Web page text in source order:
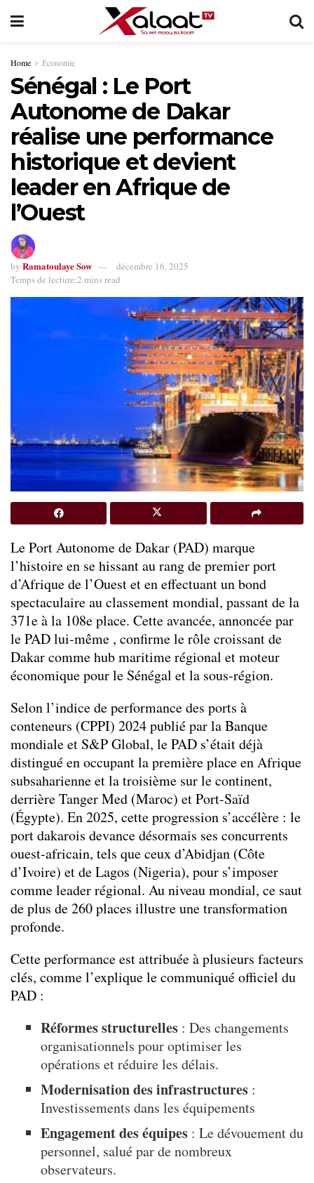
Home Économie
Sénégal : Le Port
Autonome de Dakar
réalise une performance
historique et devient
leader en Afrique de
l’Ouest
by Ramatoulaye Sow
décembre 16, 2025
Temps de lecture:2 mins read
Le Port Autonome de Dakar (PAD) marque
l’histoire en se hissant au rang de premier port
d’Afrique de l’Ouest et en effectuant un bond
spectaculaire au classement mondial, passant de la
371e à la 108e place. Cette avancée, annoncée par
le PAD lui-même , confirme le rôle croissant de
Dakar comme hub maritime régional et moteur
économique pour le Sénégal et la sous-région.
Selon l’indice de performance des ports à
conteneurs (CPPI) 2024 publié par la Banque
mondiale et S&P Global, le PAD s’était déjà
distingué en occupant la première place en Afrique
subsaharienne et la troisième sur le continent,
derrière Tanger Med (Maroc) et Port-Saïd
(Égypte). En 2025, cette progression s’accélère : le
port dakarois devance désormais ses concurrents
ouest-africain, tels que ceux d’Abidjan (Côte
d’Ivoire) et de Lagos (Nigeria), pour s’imposer
comme leader régional. Au niveau mondial, ce saut
de plus de 260 places illustre une transformation
profonde.
Cette performance est attribuée à plusieurs facteurs
clés, comme l’explique le communiqué officiel du
PAD :
Réformes structurelles: Des changements
organisationnels pour optimiser les
opérations et réduire les délais.
Modernisation des infrastructures:
Investissements dans les équipements
Engagement des équipes: Le dévouement du
personnel, salué par de nombreux
observateurs.